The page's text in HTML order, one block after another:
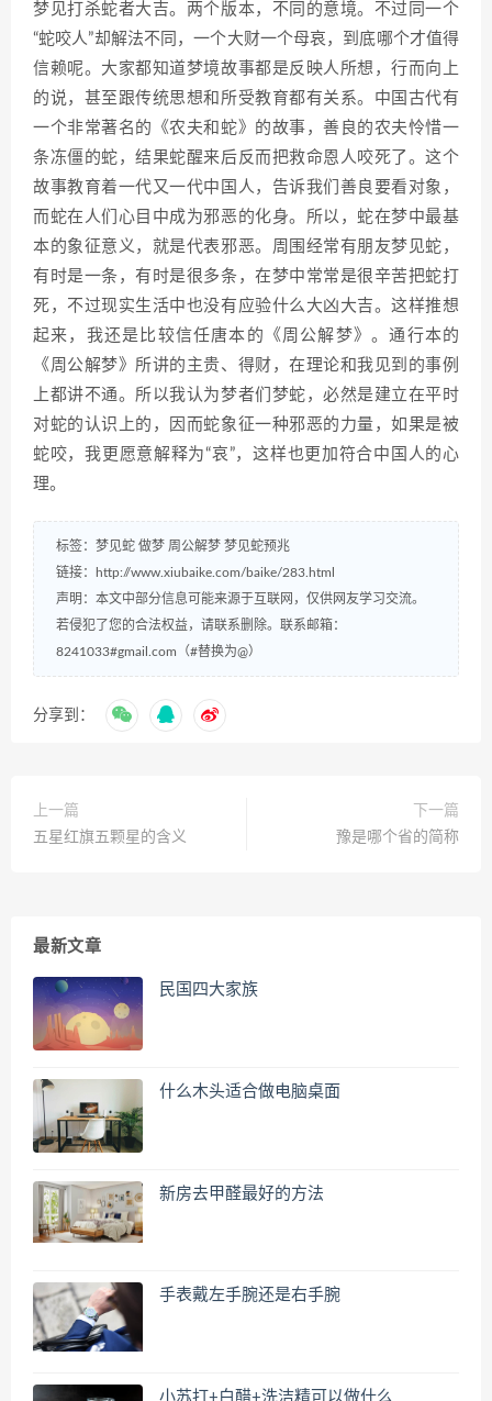
梦见打杀蛇者大吉。两个版本，不同的意境。不过同一个
“蛇咬人”却解法不同，一个大财一个母哀，到底哪个才值得
信赖呢。大家都知道梦境故事都是反映人所想，行而向上
的说，甚至跟传统思想和所受教育都有关系。中国古代有
一个非常著名的《农夫和蛇》的故事，善良的农夫怜惜一
条冻僵的蛇，结果蛇醒来后反而把救命恩人咬死了。这个
故事教育着一代又一代中国人，告诉我们善良要看对象，
而蛇在人们心目中成为邪恶的化身。所以，蛇在梦中最基
本的象征意义，就是代表邪恶。周围经常有朋友梦见蛇，
有时是一条，有时是很多条，在梦中常常是很辛苦把蛇打
死，不过现实生活中也没有应验什么大凶大吉。这样推想
起来，我还是比较信任唐本的《周公解梦》。通行本的
《周公解梦》所讲的主贵、得财，在理论和我见到的事例
上都讲不通。所以我认为梦者们梦蛇，必然是建立在平时
对蛇的认识上的，因而蛇象征一种邪恶的力量，如果是被
蛇咬，我更愿意解释为“哀”，这样也更加符合中国人的心
理。
标签： 梦见蛇 做梦 周公解梦 梦见蛇预兆
链接：
http://www.xiubaike.com/baike/283.html
声明：本文中部分信息可能来源于互联网，仅供网友学习交流。
若侵犯了您的合法权益，请联系删除。联系邮箱：
8241033#gmail.com（#替换为@）
分享到：
上一篇
五星红旗五颗星的含义
下一篇
豫是哪个省的简称
最新文章
民国四大家族
什么木头适合做电脑桌面
新房去甲醛最好的方法
手表戴左手腕还是右手腕
小苏打+白醋+洗洁精可以做什么